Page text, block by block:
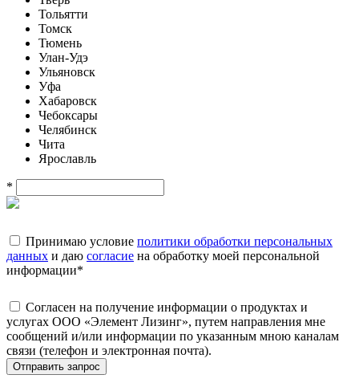
Тольятти
Томск
Тюмень
Улан-Удэ
Ульяновск
Уфа
Хабаровск
Чебоксары
Челябинск
Чита
Ярославль
*
Принимаю условие политики обработки персональных
данных и даю согласие на обработку моей персональной
информации*
Согласен на получение информации о продуктах и
услугах ООО «Элемент Лизинг», путем направления мне
сообщений и/или информации по указанным мною каналам
связи (телефон и электронная почта).
Отправить запрос